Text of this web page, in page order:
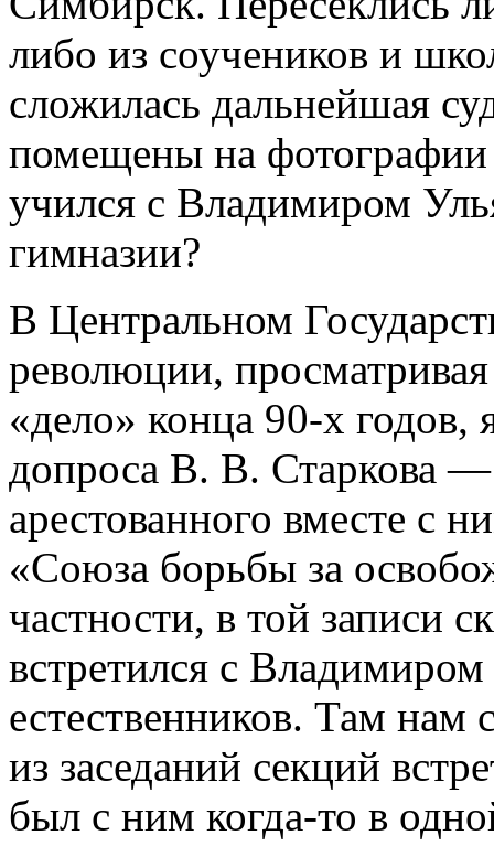
либо из соучеников и
сложилась дальнейшая
помещены на фотографии
учился с Владимиром
гимназии?
В Центральном
революции,
«дело» конца 90-х годов,
допроса В. В. Старкова
арестованного вместе с
«Союза борьбы за
частности, в той записи
встретился с
естественников. Там
из заседаний секций
был с ним когда-то в